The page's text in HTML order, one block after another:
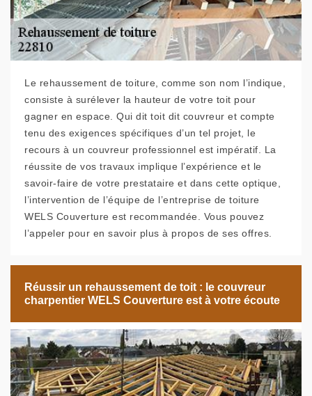
Le rehaussement de toiture, comme son nom l’indique,
consiste à surélever la hauteur de votre toit pour
gagner en espace. Qui dit toit dit couvreur et compte
tenu des exigences spécifiques d’un tel projet, le
recours à un couvreur professionnel est impératif. La
réussite de vos travaux implique l’expérience et le
savoir-faire de votre prestataire et dans cette optique,
l’intervention de l’équipe de l’entreprise de toiture
WELS Couverture est recommandée. Vous pouvez
l’appeler pour en savoir plus à propos de ses offres.
Réussir un rehaussement de toit : le couvreur
charpentier WELS Couverture est à votre écoute